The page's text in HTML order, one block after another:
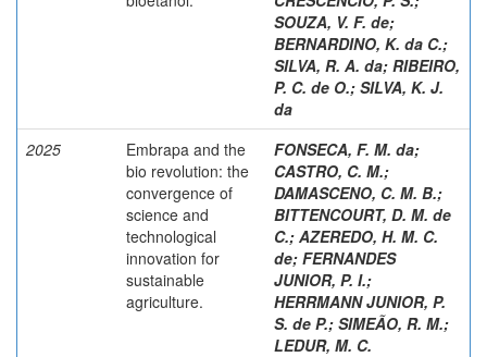
SOUZA, V. F. de;
BERNARDINO, K. da C.;
SILVA, R. A. da; RIBEIRO,
P. C. de O.; SILVA, K. J.
da
2025
Embrapa and the
bio revolution: the
convergence of
science and
technological
innovation for
sustainable
agriculture.
FONSECA, F. M. da;
CASTRO, C. M.;
DAMASCENO, C. M. B.;
BITTENCOURT, D. M. de
C.; AZEREDO, H. M. C.
de; FERNANDES
JUNIOR, P. I.;
HERRMANN JUNIOR, P.
S. de P.; SIMEÃO, R. M.;
LEDUR, M. C.